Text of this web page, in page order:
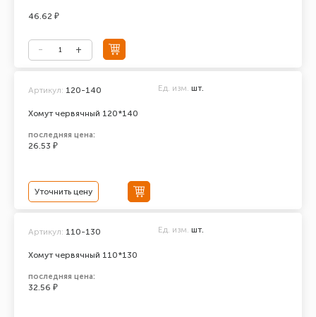
46.62 ₽
Хомут червячный 120*140
Артикул: 120-140 Ед. изм. шт.
последняя цена:
26.53 ₽
Уточнить цену
Хомут червячный 110*130
Артикул: 110-130 Ед. изм. шт.
последняя цена:
32.56 ₽